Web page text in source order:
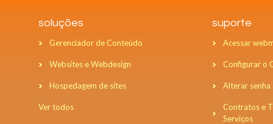
soluções
Gerenciador de Conteúdo
Websites e Webdesign
Hospedagem de sites
Ver todos
suporte
Acessar
Configurar o
Alterar senha
Contratos e
Serviços